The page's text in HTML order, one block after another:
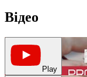
Відео
Play